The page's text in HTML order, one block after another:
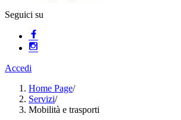
Seguici su
Accedi
Home Page/
Servizi/
Mobilità e trasporti